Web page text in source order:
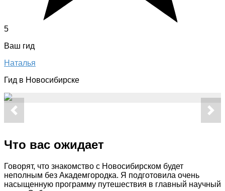
5
Ваш гид
Наталья
Гид в Новосибирске
Что вас ожидает
Говорят, что знакомство с Новосибирском будет
неполным без Академгородка. Я подготовила очень
насыщенную программу путешествия в главный научный